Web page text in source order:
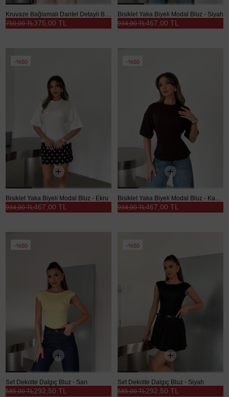
375,00 TL
750,00 TL
Bisiklet Yaka Biyeli Modal Bluz - Siyah
467,00 TL
934,00 TL
%50
Bisiklet Yaka Biyeli Modal Bluz - Ekru
467,00 TL
934,00 TL
%50
Bisiklet Yaka Biyeli Modal Bluz - Kahve
467,00 TL
934,00 TL
%50
Sırt Dekolte Dalgıç Bluz - Sarı
292,50 TL
585,00 TL
%50
Sırt Dekolte Dalgıç Bluz - Siyah
292,50 TL
585,00 TL